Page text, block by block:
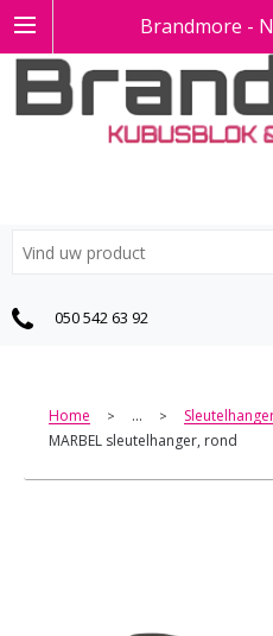
Brandmore -
050 542 63 92
Home > ... >
MARBEL sleutelhanger, rond